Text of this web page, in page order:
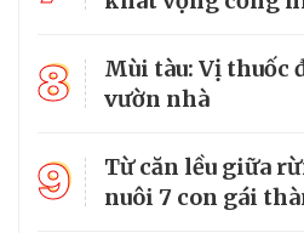
8
Mùi tàu: Vị thuốc
vườn nhà
9
Từ căn lều giữa
nuôi 7 con gái